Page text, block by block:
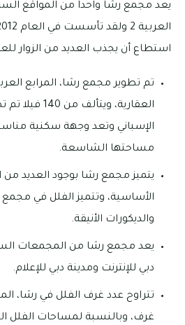
يعد مجمع رشا واحداً من المواقع
استطاع أن يجذب العديد من الزوار
العقارية،
الإسباني وتعد وجهة سكنية
مساحتها الشاسعة.
يتميز مجمع رشا بوجود العديد من
الأساسية، وتتميز الفلل في مجمع
والديكورات الأنيقة.
يعد مجمع رشا من المجمعات
دبي للإنترنت ومدينة دبي للإعلام.
غرف، وبالنسبة لمساحات الفلل